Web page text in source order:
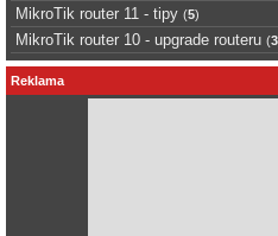
MikroTik router 11 - tipy (5)
MikroTik router 10 - upgrade routeru (3
Reklama